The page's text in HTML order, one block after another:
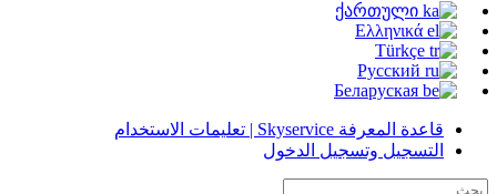
ქართული
Ελληνικά
Türkçe
Русский
Беларуская
قاعدة المعرفة Skyservice | تعليمات الاستخدام
التسجيل وتسجيل الدخول